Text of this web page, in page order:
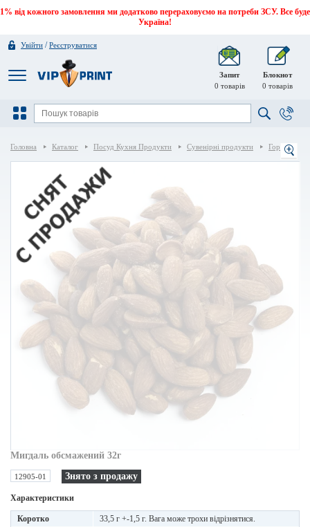
1% від кожного замовлення ми додатково перераховуємо на потреби ЗСУ. Все буде
Україна!
Увійти /Реєструватися
Запит
0 товарів
Блокнот
0 товарів
Головна Каталог Посуд Кухня Продукти Сувенірні продукти Горіхи
Мигдаль обсмажений 32г
12905-01 Знято з продажу
Характеристики
Коротко
33,5 г +-1,5 г. Вага може трохи відрізнятися.